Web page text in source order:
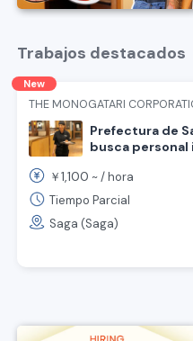
Trabajos destacados
New
THE MONOGATARI
Prefectura de
busca personal
sala en
asada.
￥1,100 ~ /hora
Tiempo Parcial
Saga (Saga)